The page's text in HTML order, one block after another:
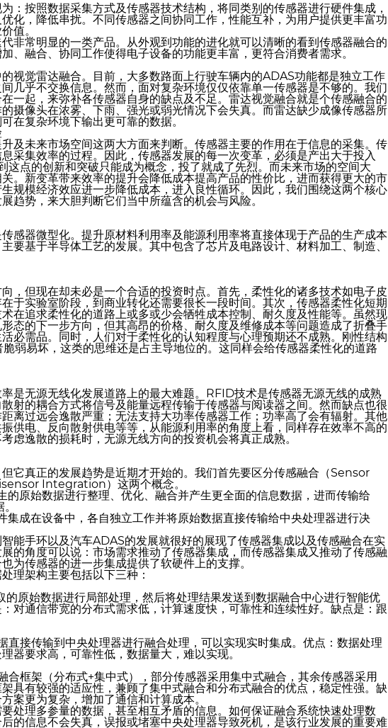
：按照数据采集方式及传感器技术结构，将同类别的传感器进行硬件集成，
化，降低串扰。不同传感器之间协同工作，性能互补，为用户提供更丰富功
值。
非常明显的一类产品。从外观到功能的进化就可以清晰的看到传感器融合的
、融合、协同工作使得电子设备的功能更丰富，更符合消费者需求。
视觉雷达融合。目前，大多数路面上行驶车辆内的ADAS功能都是独立工作
几乎不交换信息。然而，面对复杂环境仅仅依靠单一传感器是不够的。我们
一起，来弥补各传感器自身的缺点及不足。雷达视觉融合就是个传感融合的
摄像头在浓雾、下雨、强光或弱光情况下会失真。而雷达缺少成像传感器所
在复杂环境下输出更可靠的数据。
及未来市场空间这两大方面来判断。传感器主要的作用在于信息的采集。传
采集效率的过程。因此，传感器发展的每一次变革，必须是产出大于投入
这点的创新和突破只能成为概念，投了就成了先烈。而未来市场的空间大
。新变革带来效率的提升会降低成本提高产品的性价比，进而获得更大的市
规模经济效应进一步降低成本，进入良性循环。因此，我们围绕这两个核心
趋势，来大胆判断它们当中所蕴含的机会与风险。
感器微型化。提升原材料利用率及能源利用率将直接体现于产品的生产成本
要基于半导体工艺的发展。其中包含了芯片及电路设计、材料加工、制造、
，但现在却未必是一个合适的投资时点。首先，柔性化的诸多技术如电子皮
于实验室阶段，到商业转化还需要很长一段时间。其次，传感器柔性化短期
在追求柔性化的道路上或多或少会牺牲成本控制、耐久度及性能等。虽然现
态的下一步方向，但其高昂的价格、耐久度及维修成本等问题造成了折叠手
必需品。同时，人们对于柔性化的认知程度与心理预期还不成熟。刚性结构
弱易坏，这类的思维还是占主导地位的。这同样会给传感器柔性化的道路
是无源无线化发展道路上的最大难题。RFID技术是传感器无源无线的成熟
射的耦合方式将信号及能量远程传输于传感器与阅读器之间。然而缺点也很
离过远会逸散严重；无法支持大功率传感器工作；功率高了会有辐射。其他
供电、反向散射供电等等，从能源利用率的角度上看，同样存在效率不高的
虑逸散的损耗时，无源无线方向的投资机会将真正成熟。
它真正的发展趋势是近期才开始的。我们首先要区分传感融合（Sensor
Integration）这两个概念。
原始数据进行整理、优化、融合并产生更全面的信息数据，进而传输给
成在设备中，各自独立工作并将原始数据直接传输给中央处理器进行决
智能手环以及汽车ADAS的发展就很好的展现了传感器集成以及传感融合在实
的角度可以说：市场需求推动了传感器集成，而传感器集成又推动了传感融
为传感器的进一步集成提供了软硬件上的支撑。
理架构主要包括以下三种：
的原始数据进行局部处理，然后将处理结果发送到数据融合中心进行智能优
对通信带宽的分布式需求低，计算速度快，可靠性和连续性好。缺点是：跟
直接传输到中央处理器进行融合处理，可以实现实时集成。优点：数据处理
器要求高，可靠性低，数据量大，难以实现。
合框架（分布式+集中式），部分传感器采用集中式融合，其余传感器采用
具有较强的适应性，兼顾了集中式融合和分布式融合的优点，稳定性强。缺
案更为复杂，增加了通信和计算成本。
处理多参量的数据，甚至相互矛盾的信息。如何保证融合系统快速处理数
的信息不会失真，误报或堵塞中央处理器导致死机，是该行业发展的重要难